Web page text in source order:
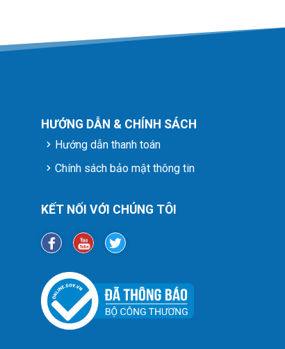
HƯỚNG DẪN & CHÍNH SÁCH
Hướng dẫn thanh toán
Chính sách bảo mật thông tin
KẾT NỐI VỚI CHÚNG TÔI